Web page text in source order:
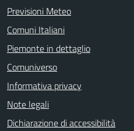
Previsioni Meteo
Comuni Italiani
Piemonte in dettaglio
Comuniverso
Informativa privacy
Note legali
Dichiarazione di accessibilità